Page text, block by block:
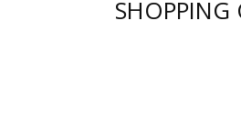
SHOPPING